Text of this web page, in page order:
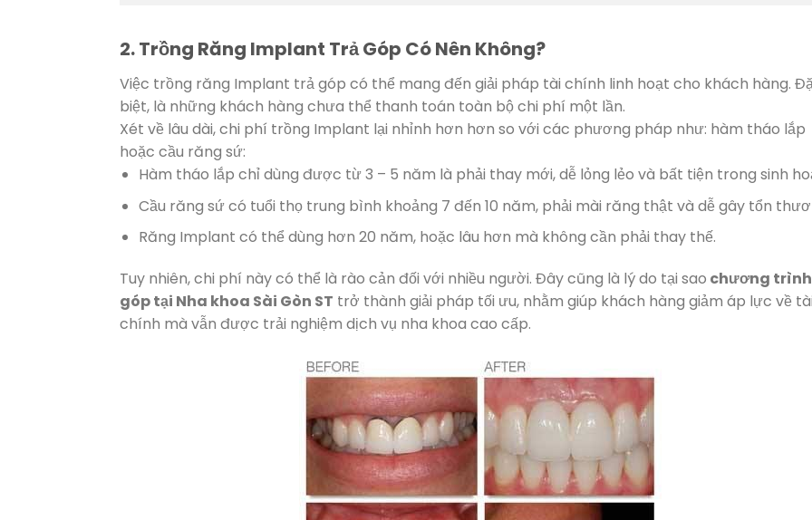
2. Trồng Răng Implant Trả Góp Có Nên Không?
Việc trồng răng Implant trả góp có thể mang đến giải pháp tài chính linh hoạt cho khách hàng.
biệt, là những khách hàng chưa thể thanh toán toàn bộ chi phí một lần.
Xét về lâu dài, chi phí trồng Implant lại nhỉnh hơn hơn so với các phương pháp như: hàm tháo lắp
hoặc cầu răng sứ:
Hàm tháo lắp chỉ dùng được từ 3 – 5 năm là phải thay mới, dễ lỏng lẻo và bất tiện trong sinh
Cầu răng sứ có tuổi thọ trung bình khoảng 7 đến 10 năm, phải mài răng thật và dễ gây tổn
Răng Implant có thể dùng hơn 20 năm, hoặc lâu hơn mà không cần phải thay thế.
Tuy nhiên, chi phí này có thể là rào cản đối với nhiều người. Đây cũng là lý do tại sao chương
góp tại Nha khoa Sài Gòn ST trở thành giải pháp tối ưu, nhằm giúp khách hàng giảm áp lực về
chính mà vẫn được trải nghiệm dịch vụ nha khoa cao cấp.